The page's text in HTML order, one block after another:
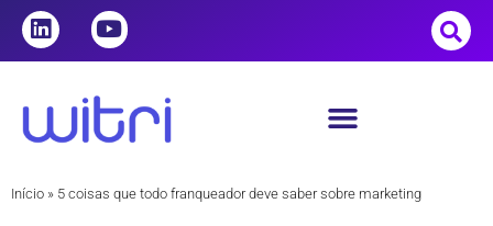
Início » 5 coisas que todo franqueador deve saber sobre marketing